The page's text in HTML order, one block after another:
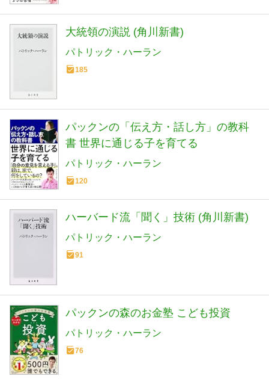
大統領の演説 (角川新書)
パトリック・ハーラン
185
パックンの「伝え方・話し方」の教科
書 世界に通じる子を育てる
パトリック・ハーラン
120
ハーバード流「聞く」技術 (角川新書)
パトリック・ハーラン
91
パックンの森のお金塾 こども投資
パトリック・ハーラン
76